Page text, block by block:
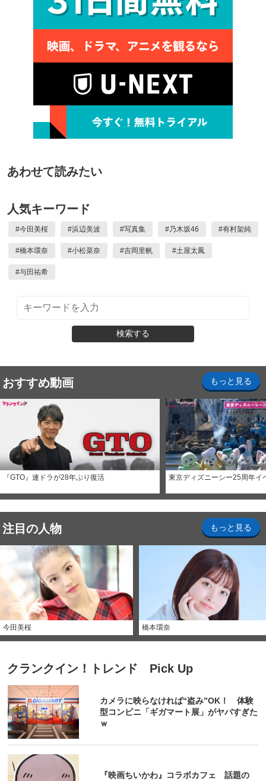
あわせて読みたい
人気キーワード
#今田美桜 #浜辺美波 #写真集 #乃木坂46 #有村架純
#橋本環奈 #小松菜奈 #吉岡里帆 #土屋太鳳
#与田祐希
検索する
おすすめ動画 もっと見る
『GTO』連ドラが28年ぶり復活 東京ディズニーシー25周年イ
注目の人物 もっと見る
今田美桜 橋本環奈
クランクイン！トレンド Pick Up
カメラに映らなければ“盗み”OK！ 体験
型コンビニ「ギガマート展」がヤバすぎた
ｗ
『映画ちいかわ』コラボカフェ 話題の